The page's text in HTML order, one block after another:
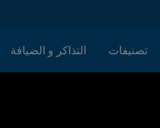
تصنيفات التذاكر و الضيافة